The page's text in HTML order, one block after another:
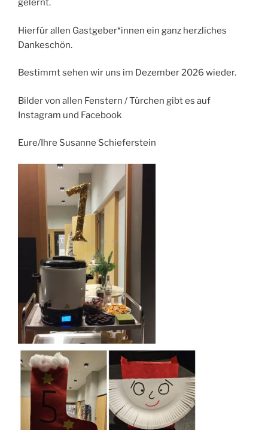
gelernt.
Hierfür allen Gastgeber*innen ein ganz herzliches
Dankeschön.
Bestimmt sehen wir uns im Dezember 2026 wieder.
Bilder von allen Fenstern / Türchen gibt es auf
Instagram und Facebook
Eure/Ihre Susanne Schieferstein